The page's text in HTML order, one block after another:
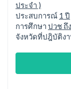
ประจำ )
ประสบการณ์ 1 ปี
การศึกษา ปวช ถึ
จังหวัดที่ปฎิบัติง